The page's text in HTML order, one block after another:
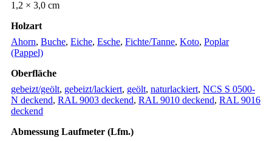
1,2 × 3,0 cm
Holzart
Ahorn, Buche, Eiche, Esche, Fichte/Tanne, Koto, Poplar
(Pappel)
Oberfläche
gebeizt/geölt, gebeizt/lackiert, geölt, naturlackiert, NCS S 0500-
N deckend, RAL 9003 deckend, RAL 9010 deckend, RAL 9016
deckend
Abmessung Laufmeter (Lfm.)